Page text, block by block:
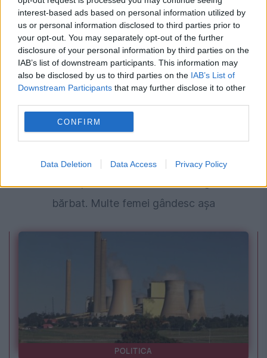
interest-based ads based on personal information utilized by
us or personal information disclosed to third parties prior to
your opt-out. You may separately opt-out of the further
disclosure of your personal information by third parties on the
IAB’s list of downstream participants. This information may
also be disclosed by us to third parties on the IAB’s List of
Downstream Participants that may further disclose it to other
CONFIRM
Data Deletion Data Access Privacy Policy
poți schimba imediat
bărbat. Multe femei gândesc așa
POLITICA